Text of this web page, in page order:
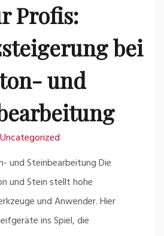
Profis:
bei
und
Uncategorized
und Steinbearbeitung Die
und Stein stellt hohe
und Anwender. Hier
ins Spiel, die